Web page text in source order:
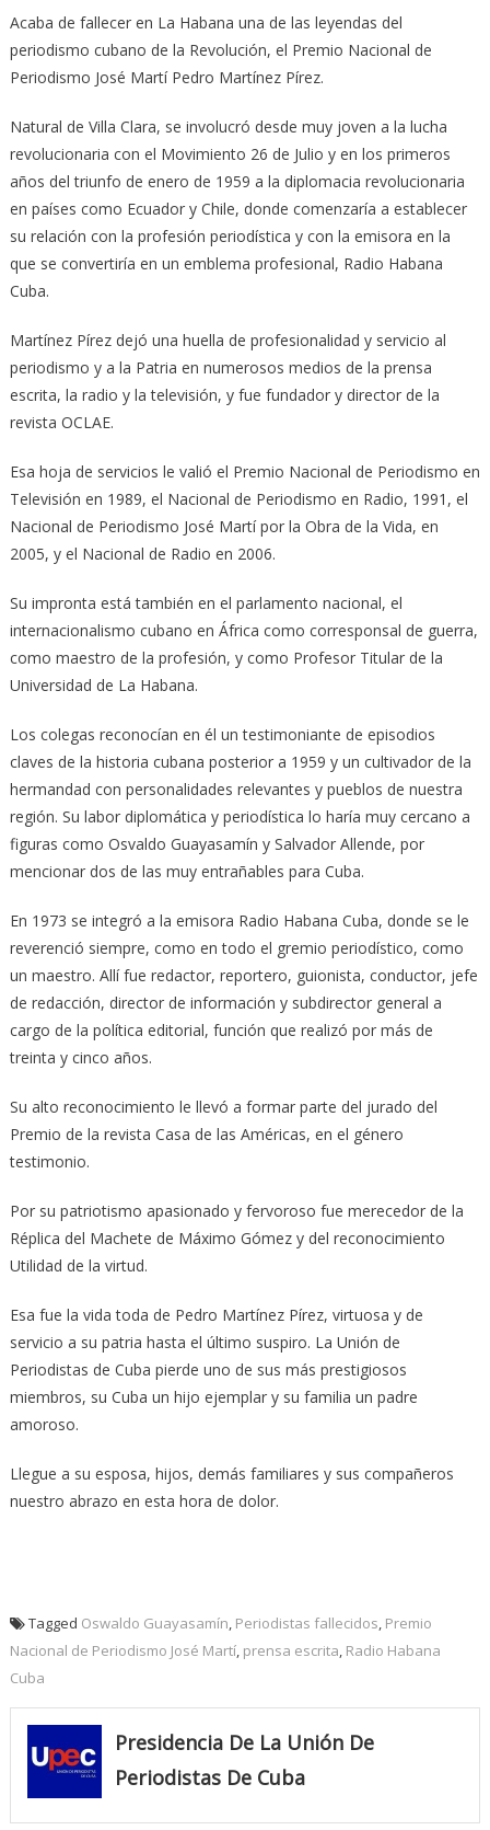
Acaba de fallecer en La Habana una de las leyendas del
periodismo cubano de la Revolución, el Premio Nacional de
Periodismo José Martí Pedro Martínez Pírez.
Natural de Villa Clara, se involucró desde muy joven a la lucha
revolucionaria con el Movimiento 26 de Julio y en los primeros
años del triunfo de enero de 1959 a la diplomacia revolucionaria
en países como Ecuador y Chile, donde comenzaría a establecer
su relación con la profesión periodística y con la emisora en la
que se convertiría en un emblema profesional, Radio Habana
Cuba.
Martínez Pírez dejó una huella de profesionalidad y servicio al
periodismo y a la Patria en numerosos medios de la prensa
escrita, la radio y la televisión, y fue fundador y director de la
revista OCLAE.
Esa hoja de servicios le valió el Premio Nacional de Periodismo en
Televisión en 1989, el Nacional de Periodismo en Radio, 1991, el
Nacional de Periodismo José Martí por la Obra de la Vida, en
2005, y el Nacional de Radio en 2006.
Su impronta está también en el parlamento nacional, el
internacionalismo cubano en África como corresponsal de guerra,
como maestro de la profesión, y como Profesor Titular de la
Universidad de La Habana.
Los colegas reconocían en él un testimoniante de episodios
claves de la historia cubana posterior a 1959 y un cultivador de la
hermandad con personalidades relevantes y pueblos de nuestra
región. Su labor diplomática y periodística lo haría muy cercano a
figuras como Osvaldo Guayasamín y Salvador Allende, por
mencionar dos de las muy entrañables para Cuba.
En 1973 se integró a la emisora Radio Habana Cuba, donde se le
reverenció siempre, como en todo el gremio periodístico, como
un maestro. Allí fue redactor, reportero, guionista, conductor, jefe
de redacción, director de información y subdirector general a
cargo de la política editorial, función que realizó por más de
treinta y cinco años.
Su alto reconocimiento le llevó a formar parte del jurado del
Premio de la revista Casa de las Américas, en el género
testimonio.
Por su patriotismo apasionado y fervoroso fue merecedor de la
Réplica del Machete de Máximo Gómez y del reconocimiento
Utilidad de la virtud.
Esa fue la vida toda de Pedro Martínez Pírez, virtuosa y de
servicio a su patria hasta el último suspiro. La Unión de
Periodistas de Cuba pierde uno de sus más prestigiosos
miembros, su Cuba un hijo ejemplar y su familia un padre
amoroso.
Llegue a su esposa, hijos, demás familiares y sus compañeros
nuestro abrazo en esta hora de dolor.
Tagged Oswaldo Guayasamín Periodistas fallecidos Premio
Nacional de Periodismo José Martí, prensa escrita Radio Habana
Cuba
Presidencia De La Unión De
Periodistas De Cuba